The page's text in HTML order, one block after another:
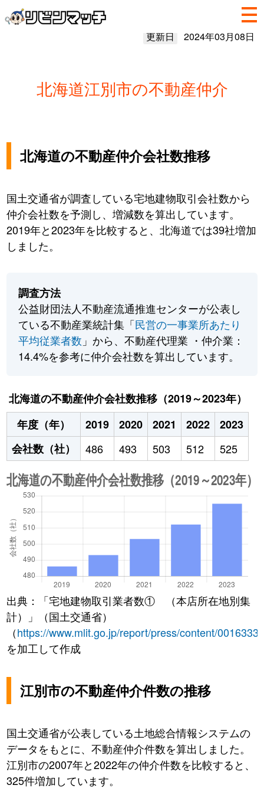
更新日 2024年03月08日
北海道江別市の不動産仲介
北海道の不動産仲介会社数推移
国土交通省が調査している宅地建物取引会社数から
仲介会社数を予測し、増減数を算出しています。
2019年と2023年を比較すると、北海道では39社増加
しました。
調査方法
公益財団法人不動産流通推進センターが公表し
ている不動産業統計集「民営の一事業所あたり
平均従業者数 」から、不動産代理業 ・仲介業：
14.4%を参考に仲介会社数を算出しています。
北海道の不動産仲介会社数推移（2019～2023年）
年度（年）
2019 2020 2021 2022
2023
会社数（社）
486 493 503 512 525
出典：「宅地建物取引業者数① （本店所在地別集
計）」（国土交通省）
（https://www.mlit.go.jp/report/press/content/
を加工して作成
江別市の不動産仲介件数の推移
国土交通省が公表している土地総合情報システムの
データをもとに、不動産仲介件数を算出しました。
江別市の2007年と2022年の仲介件数を比較すると、
325件増加しています。